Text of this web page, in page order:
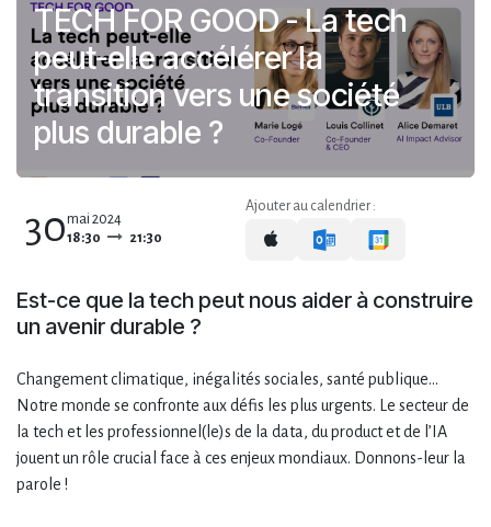
TECH FOR GOOD - La tech
peut-elle accélérer la
transition vers une société
plus durable ?
30mai 2024
18:30
21:30
Ajouter au calendrier :
Est-ce que la tech peut nous aider à construire
un avenir durable ?
Changement climatique, inégalités sociales, santé publique…
Notre monde se confronte aux défis les plus urgents. Le secteur de
la tech et les professionnel(le)s de la data, du product et de l’IA
jouent un rôle crucial face à ces enjeux mondiaux. Donnons-leur la
parole !